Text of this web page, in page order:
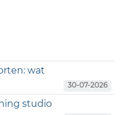
wat
30-07-2026
studio